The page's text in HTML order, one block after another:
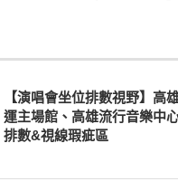
【演唱會坐位排數視野】高
運主場館、高雄流行音樂中
排數&視線瑕疵區